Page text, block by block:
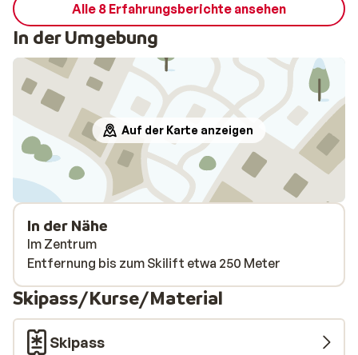
Alle 8 Erfahrungsberichte ansehen
In der Umgebung
Auf der Karte anzeigen
In der Nähe
Im Zentrum
Entfernung bis zum Skilift etwa 250 Meter
Skipass/Kurse/Material
Skipass